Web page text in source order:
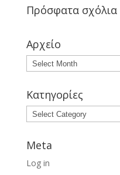
Πρόσφατα σχόλια
Αρχείο
Κατηγορίες
Meta
Log in